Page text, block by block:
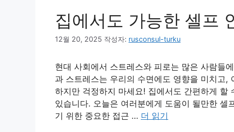
집에서도 가능한 셀프
12월 20, 2025 작성자: rusconsul-turku
현대 사회에서 스트레스와 피로는 많은 사람들
과 스트레스는 우리의 수면에도 영향을 미치고
하지만 걱정하지 마세요! 집에서도 간편하게 할
있습니다. 오늘은 여러분에게 도움이 될만한 셀
기 위한 중요한 접근 … 더 읽기